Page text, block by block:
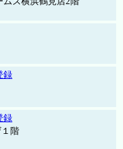
録
録
階